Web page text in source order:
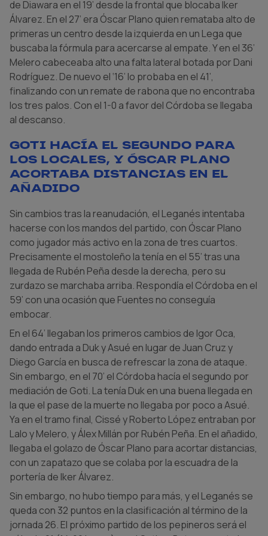
de Diawara en el 19’ desde la frontal que blocaba Iker
Álvarez. En el 27’ era Óscar Plano quien remataba alto de
primeras un centro desde la izquierda en un Lega que
buscaba la fórmula para acercarse al empate. Y en el 36’
Melero cabeceaba alto una falta lateral botada por Dani
Rodríguez. De nuevo el ‘16’ lo probaba en el 41’,
finalizando con un remate de rabona que no encontraba
los tres palos. Con el 1-0 a favor del Córdoba se llegaba
al descanso.
Goti hacía el segundo para
los locales, y Óscar Plano
acortaba distancias en el
añadido
Sin cambios tras la reanudación, el Leganés intentaba
hacerse con los mandos del partido, con Óscar Plano
como jugador más activo en la zona de tres cuartos.
Precisamente el mostoleño la tenía en el 55’ tras una
llegada de Rubén Peña desde la derecha, pero su
zurdazo se marchaba arriba. Respondía el Córdoba en el
59’ con una ocasión que Fuentes no conseguía
embocar.
En el 64’ llegaban los primeros cambios de Igor Oca,
dando entrada a Duk y Asué en lugar de Juan Cruz y
Diego García en busca de refrescar la zona de ataque.
Sin embargo, en el 70’ el Córdoba hacía el segundo por
mediación de Goti. La tenía Duk en una buena llegada en
la que el pase de la muerte no llegaba por poco a Asué.
Ya en el tramo final, Cissé y Roberto López entraban por
Lalo y Melero, y Álex Millán por Rubén Peña. En el añadido,
llegaba el golazo de Óscar Plano para acortar distancias,
con un zapatazo que se colaba por la escuadra de la
portería de Iker Álvarez.
Sin embargo, no hubo tiempo para más, y el Leganés se
queda con 32 puntos en la clasificación al término de la
jornada 26. El próximo partido de los pepineros será el